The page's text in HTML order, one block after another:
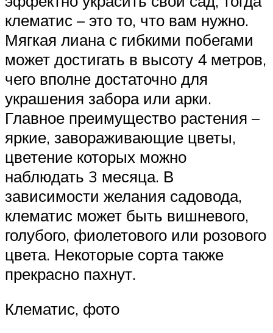
клематис – это то, что вам нужно.
Мягкая лиана с гибкими побегами
может достигать в высоту 4 метров,
чего вполне достаточно для
украшения забора или арки.
Главное преимущество растения –
яркие, завораживающие цветы,
цветение которых можно
наблюдать 3 месяца. В
зависимости желания садовода,
клематис может быть вишневого,
голубого, фиолетового или розового
цвета. Некоторые сорта также
прекрасно пахнут.
Клематис, фото